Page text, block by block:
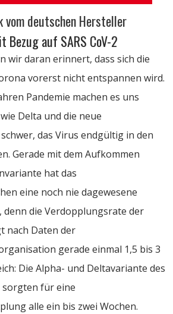
vom deutschen Hersteller
Bezug auf SARS CoV-2
wir daran erinnert, dass sich die
vorerst nicht entspannen wird.
Pandemie machen es uns
Delta und die neue
schwer, das Virus endgültig in den
Gerade mit dem Aufkommen
hat das
eine noch nie dagewesene
denn die Verdopplungsrate der
nach Daten der
gerade einmal 1,5 bis 3
Die Alpha- und Deltavariante des
sorgten für eine
alle ein bis zwei Wochen.